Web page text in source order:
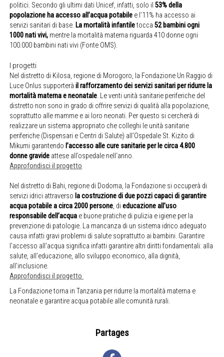
politici. Secondo gli ultimi dati Unicef, infatti, solo il53% della
popolazione ha accesso all’acqua potabile e l’11% ha accesso ai
servizi sanitari di base. La mortalità infantiletocca 52 bambini ogni
1000 nati vivi, mentre la mortalità materna riguarda 410 donne ogni
100.000 bambini nati vivi (Fonte OMS).
I progetti
Nel distretto di Kilosa, regione di Morogoro, la Fondazione Un Raggio di
Luce Onlus supporteràil rafforzamento dei servizi sanitari per ridurre la
mortalità materna e neonatale. Le venti unità sanitarie periferiche del
distretto non sono in grado di offrire servizi di qualità alla popolazione,
soprattutto alle mamme e ai loro neonati. Per questo si cercherà di
realizzare un sistema appropriato che colleghi le unità sanitarie
periferiche (Dispensari e Centri di Salute) all’Ospedale St. Kizito di
Mikumi garantendo l’accesso alle cure sanitarie per le circa 4.800
donne gravide attese all’ospedale nell‘anno.
Approfondisci il progetto
Nel distretto di Bahi, regione di Dodoma, la Fondazione si occuperà di
servizi idrici attraverso la costruzione di due pozzi capaci di garantire
acqua potabile a circa 2000 persone, dieducazione all’uso
responsabile dell’acqua e buone pratiche di pulizia e igiene per la
prevenzione di patologie. La mancanza di un sistema idrico adeguato
causa infatti gravi problemi di salute soprattutto ai bambini. Garantire
l’accesso all’acqua significa infatti garantire altri diritti fondamentali: alla
salute, all’educazione, allo sviluppo economico, alla dignità,
all’inclusione.
Approfondisci il progetto
La Fondazione torna in Tanzania per ridurre la mortalità materna e
neonatale e garantire acqua potabile alle comunità rurali.
Partages